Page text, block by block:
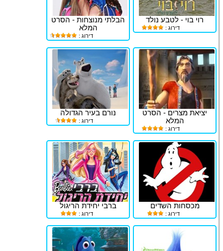
רוי בוי - לטבע נולד
דירוג :
הבלתי מנוצחות - הסרט
המלא
דירוג :
יציאת מצרים - הסרט
המלא
דירוג :
נורם בעיר הגדולה
דירוג :
מכסחות השדים
דירוג :
ברבי יחידת הריגול
דירוג :